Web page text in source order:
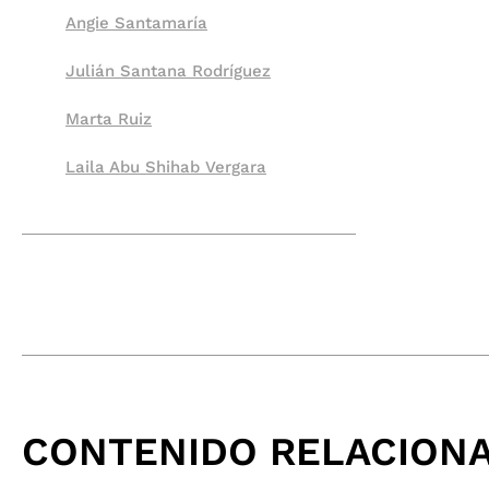
Angie Santamaría
Julián Santana Rodríguez
Marta Ruiz
Laila Abu Shihab Vergara
CONTENIDO